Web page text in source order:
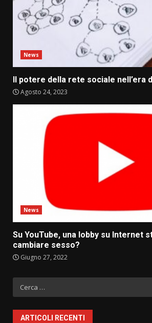
News
Il potere della rete sociale nell’era
Agosto 24, 2023
News
Su YouTube, una lobby su Internet
cambiare sesso?
Giugno 27, 2022
Ricerca
per:
ARTICOLI RECENTI